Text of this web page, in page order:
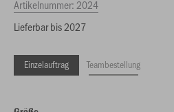
Artikelnummer: 2024
Lieferbar bis 2027
Einzelauftrag Teambestellung